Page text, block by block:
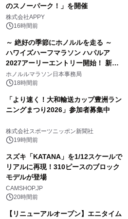
のスノーパーク！」を開催
株式会社APPY
16時間前
～ 絶好の季節にホノルルを走る ～
ハワイズハーフマラソン ハパルア
2027アーリーエントリー開始！ 新カ
テゴリー「ハパルアIKI(イキ)」(約
13.4km)が登場
ホノルルマラソン日本事務局
18時間前
「より速く！大和輸送カップ豊洲ラン
ニングまつり2026」参加者募集中
株式会社スポーツニッポン新聞社
19時間前
スズキ「KATANA」を1/12スケールで
リアルに再現！310ピースのブロック
モデルが登場
CAMSHOP.JP
20時間前
【リニューアルオープン】エニタイム